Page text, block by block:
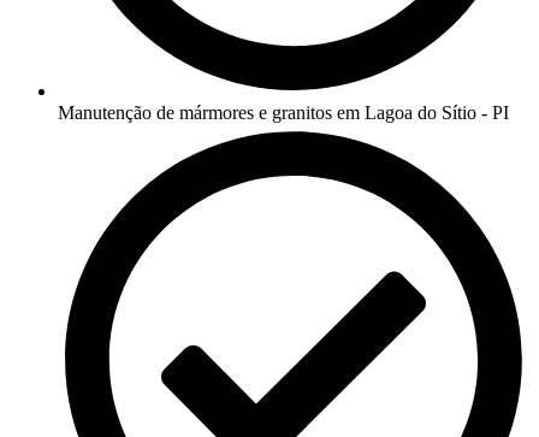
Manutenção de mármores e granitos em Lagoa do Sítio - PI